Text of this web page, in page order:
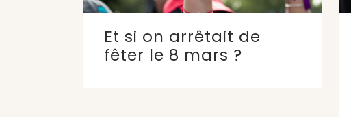
Et si on arrêtait de
fêter le 8 mars ?